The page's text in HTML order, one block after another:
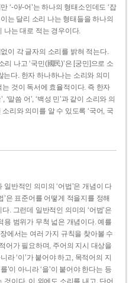
‘-아/-어’는 하나의 형태소인데도 ‘잡
는 달리 소리 나는 형태들을 하나의
나는 대로 적는 경우이다.
이 각 글자의 소리를 밝혀 적는다.
리 나고 ‘국민(國民)’은 [궁민]으로 소
는다. 한자 하나하나는 소리와 의미
것이 독서에 효율적이다. 즉 한자
‘말씀 어’, ‘백성 민’과 같이 소리와 의
리와 의미를 알 수 있도록 ‘국어, 국
일반적인 의미의 ‘어법’은 개념이 다
’은 표준어를 어떻게 적을지를 정해
. 그런데 일반적인 의미의 ‘어법’은
용 범위가 무척 넓은 개념이다. 예를
에서는 여러 가지 규칙을 찾아볼 수
어가 필요하며, 주어의 지시 대상을
라 ‘이’가 붙어야 하고, 목적어의 지
’이 아니라 ‘을’이 붙어야 한다는 등
것이다. 이 외에도 소리를 내고, 단어